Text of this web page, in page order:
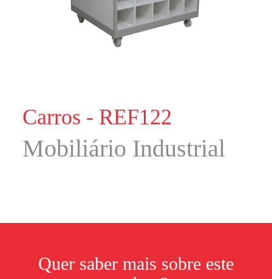
Carros - REF122
Mobiliário Industrial
Quer saber mais sobre este